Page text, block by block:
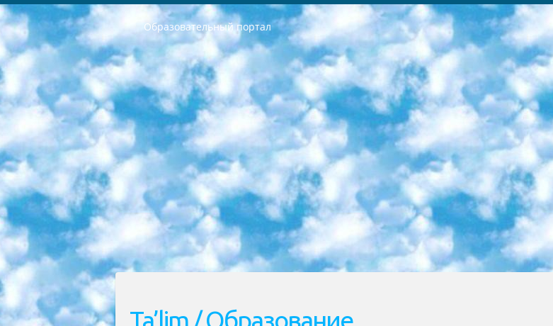
Образовательный портал
РЕСПУБЛИКА УЗБЕКИСТАН МИНИСТРЕРСТВО ДОШКОЛЬНОГО И ШКОЛЬНОГО ОБРАЗОВАНИЯ КОМАНДА в общеобразовательных учреждениях в 2023-2024 учебном году организация и проведение итоговой государственной аттестации обучающихся о Министра дошкольного и школьного образования Республики Узбекистан от 4 марта 2008 года (постановлением Минюста от 20 марта 2008 года № 1778 государственной регистрации) «Итоговое состояние учащихся общего среднего образования на основании положения об утверждении положения об аттестации общего среднего образования выпускной экзамен студентов в образовательных учреждениях в 2023-2024 учебном году В целях организации и прохождения аттестации приказываю: 1. Следующее: перечень предметов, по которым будет проводиться итоговая государственная аттестация и экзамен формы перевода согласно приложению 1; сертификаты международного образца, оценивающие уровень владения иностранными языками перечень согласно приложению 2; 2. Педагогический при специализированных образовательных учреждениях. научно-практический центр квалификации и международной оценки (Д.Давидова) 2024 г. До 25 марта: задания по предметам, по которым будет проводиться итоговая аттестация разработка и утверждение технических условий; итоговая аттестация на основании разработанного предметного задания разработка вопросов по предметам (устно и письменно), экзамен передача; общеобразовательные средние школы и специальные учебные заведения учащиеся выпускных классов школ и интернатов в агентской системе подготовка базы данных экзаменационных материалов и критериев оценки; перевод базы экзаменационных материалов на все языки обучения подать в Республиканский образовательный центр для изготовления; варианты экзаменов на основе разработанных контрольных материалов пусть будут поставлены задачи формирования. 3. Республиканский образовательный центр (Ш.Худайкулов) до 5 апреля 2024 года. до: база данных предоставленных экзаменационных материалов на все языки обучения перевод и экспертиза; для слепых, слабовидящих, глухих, слабослышащих и умственно отсталых детей учащиеся выпускных классов специализированных школ и школ-интернатов база данных экзаменационных материалов на всех преподаваемых языках подготовка критериев оценки; специализированные школы для умственно отсталых детей и технологии для учащихся выпускных классов школ-интернатов разработка соответствующих рекомендаций и критериев проведения ЕГЭ по естествознанию давать задания. 4. Педагогический при специализированных образовательных учреждениях. Научно-практический центр навыков и международной оценки (Д.Давидова), Республика образовательный центр (Худайкулов Ш.) итоговый государственный аттестационный экзамен ориентирован на творческое и логическое мышление при подготовке базы материалов учитывать введение заданий. 5. Следует отметить, что: сертификат государственного образца о знании общеобразовательного предмета и как минимум национальный уровень B1 по предметам на иностранных языках, указанным в Приложении 2. или международно признанный сертификат эквивалентного уровня студенты, изучающие определенный предмет, освобождаются от экзамена; по соответствующим предметам запланирована итоговая государственная аттестация за день до дня, путем жеребьевки Рабочей группой (в письменной форме по предметам, проводимым в форме) из числа сформированных вариантов выбрано 2 варианта; 2 выбранных варианта экзамена анонсированы на официальном сайте министерства и все выпускники по всей стране на основе этих вариантов проводит итоговую государственную аттестацию. 6. Государственное образование учащихся средних общеобразовательных учреждений. знания в соответствии с квалификационными требованиями, которые необходимо приобрести на основании стандартов итоговый (выпускной) контроль для 9 и 11 классов в целях тестирования Экзамены (далее – экзамены) состоят из предметов, перечисленных в приложении 1. будет сделано. 7. Экзамены пройдут с 26 мая по 15 июня 2024 г. (кроме науки физического воспитания). 8. Физическая для учащихся 9 классов общесредних образовательных учреждений. Экзамены по предмету «Образование, квалификация медицина» 1-6 мая 2024 года. сотрудники перевести под присмотр (с отклонениями в физическом или умственном развитии) специализированная школа для детей, школы-интернаты и со сколиозом школы-интернаты санаторного типа для больных детей исключены). 9. Он был слепым, слабовидящим и имел нарушения опорно-двигательного аппарата. экзамены в специализированных школах и интернатах для детей должны проводиться исходя из требований, предъявляемых к общеобразовательным учреждениям (физкультура кроме науки). 10. Специализированная школа для глухих и слабослышащих детей. и экзамены в интернатах и быть реализован в виде письменного теста по математике. 11. Специальность для умственно отсталых детей. Для 9 класса Родной язык и литературное письмо Государственный язык (язык обучения – узбекский). для неклассов) написано Математическое письмо Письменная/устная история Узбекистана Физическое воспитание практично Итоговый контроль Для 11 класса Написание родного языка и литературы (эссе) Математическое письмо Узбекский язык (обучение на узбекском языке) не посещающее общее среднее образование для учреждений)/Образовательное учреждение выбор письменный и устный Иностранный язык письменный/устный Письменная/устная история Узбекистана *По выбору студента:  Химия  Физика  Основы государственного права  География 10 бесплатных образовательных ресурсов - Мы составили подборку онлайн-проектов с интерактивными упражнениями, видеолекциями и статьями. Они помогут вам обрести новые и освежить старые знания бесплатно. 1. «ИНТУИТ» Старейшая образовательная площадка Рунета. Здесь вы найдёте сотни текстовых и видеокурсов на десятки различных тем — от программирования до психологии. Многие курсы подготовлены российскими университетами и крупными международными компаниями вроде Intel и Microsoft. Самостоятельное обучение бесплатное, но желающие могут оплатить услуги
Ta’lim / Образование